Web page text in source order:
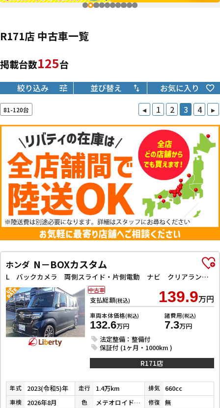
R171店 中古車一覧
掲載台数125台
絞り込み 並び替え お気に入り
81-120台 ◂ 1 2 3 4 ▸
ホンダ N－BOXカスタム
L バックカメラ 両側スライド・片側電動 ナビ クリアランスソナー レーンアシスト 衝突被害軽減システム オートライト スマートキー アイドリングストップ 電動格納ミラー
支払総額(税込) 139.9万円
車両本体価格(税込)
132.6万円
諸費用(税込)
7.3万円
法定整備：整備付
保証付 (1ヶ月・1000km )
中古車
R171店
年式 2023(令和5)年 走行 1.4万km 排気 660cc
車検 2026年8月 色 メテオロイドグレーメタリック 修復 無